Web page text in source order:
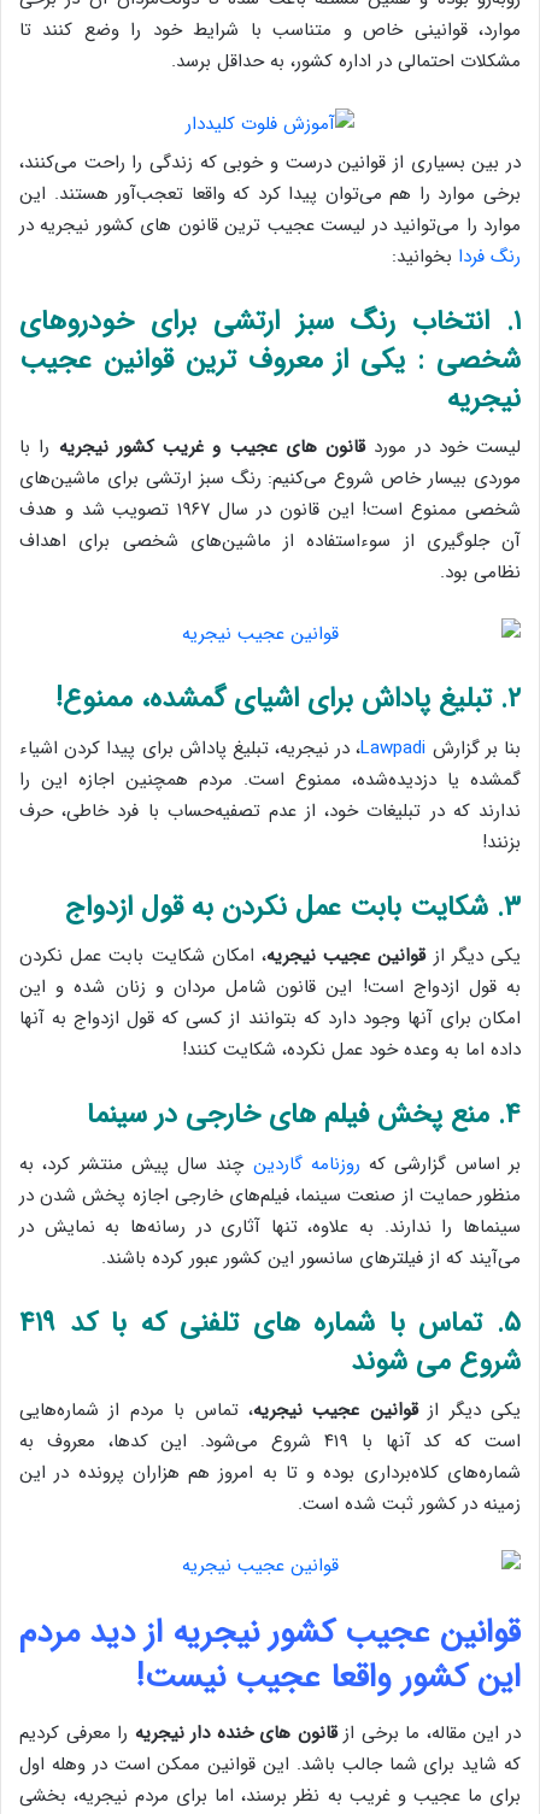
موارد، قوانینی خاص و متناسب با شرایط خود را وضع کنند تا
مشکلات احتمالی در اداره کشور، به حداقل برسد.
در بین بسیاری از قوانین درست و خوبی که زندگی را راحت می‌کنند،
برخی موارد را هم می‌توان پیدا کرد که واقعا تعجب‌آور هستند. این
موارد را می‌توانید در لیست عجیب ترین قانون های کشور نیجریه در
رنگ فردا بخوانید:
۱. انتخاب رنگ سبز ارتشی برای خودروهای
شخصی : یکی از معروف ترین قوانین عجیب
نیجریه
لیست خود در موردقانون های عجیب و غریب کشور نیجریه را با
موردی بیسار خاص شروع می‌کنیم: رنگ سبز ارتشی برای ماشین‌های
شخصی ممنوع است! این قانون در سال ۱۹۶۷ تصویب شد و هدف
آن جلوگیری از سوءاستفاده از ماشین‌های شخصی برای اهداف
نظامی بود.
۲. تبلیغ پاداش برای اشیای گمشده، ممنوع!
بنا بر گزارش Lawpadi، در نیجریه، تبلیغ پاداش برای پیدا کردن اشیاء
گمشده یا دزدیده‌شده، ممنوع است. مردم همچنین اجازه این را
ندارند که در تبلیغات خود، از عدم تصفیه‌حساب با فرد خاطی، حرف
بزنند!
۳. شکایت بابت عمل نکردن به قول ازدواج
یکی دیگر ازقوانین عجیب نیجریه، امکان شکایت بابت عمل نکردن
به قول ازدواج است! این قانون شامل مردان و زنان شده و این
امکان برای آنها وجود دارد که بتوانند از کسی که قول ازدواج به آنها
داده اما به وعده خود عمل نکرده، شکایت کنند!
۴. منع پخش فیلم های خارجی در سینما
بر اساس گزارشی که روزنامه گاردین چند سال پیش منتشر کرد، به
منظور حمایت از صنعت سینما، فیلم‌های خارجی اجازه پخش شدن در
سینماها را ندارند. به علاوه، تنها آثاری در رسانه‌ها به نمایش در
می‌آیند که از فیلترهای سانسور این کشور عبور کرده باشند.
۵. تماس با شماره های تلفنی که با کد ۴۱۹
شروع می شوند
یکی دیگر ازقوانین عجیب نیجریه، تماس با مردم از شماره‌هایی
است که کد آنها با ۴۱۹ شروع می‌شود. این کدها، معروف به
شماره‌های کلاه‌برداری بوده و تا به امروز هم هزاران پرونده در این
زمینه در کشور ثبت شده است.
قوانین عجیب کشور نیجریه از دید مردم
این کشور واقعا عجیب نیست!
در این مقاله، ما برخی ازقانون های خنده دار نیجریه را معرفی کردیم
که شاید برای شما جالب باشد. این قوانین ممکن است در وهله اول
برای ما عجیب و غریب به نظر برسند، اما برای مردم نیجریه، بخشی